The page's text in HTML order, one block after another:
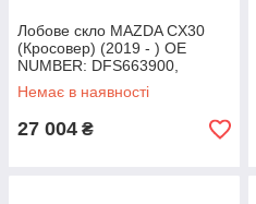
Лобове скло MAZDA CX30
(Кросовер) (2019 - ) OE
NUMBER: DFS663900,
DFS663900C, DGJ6 63 900,
DGJ663900
Немає в наявності
27 004 ₴